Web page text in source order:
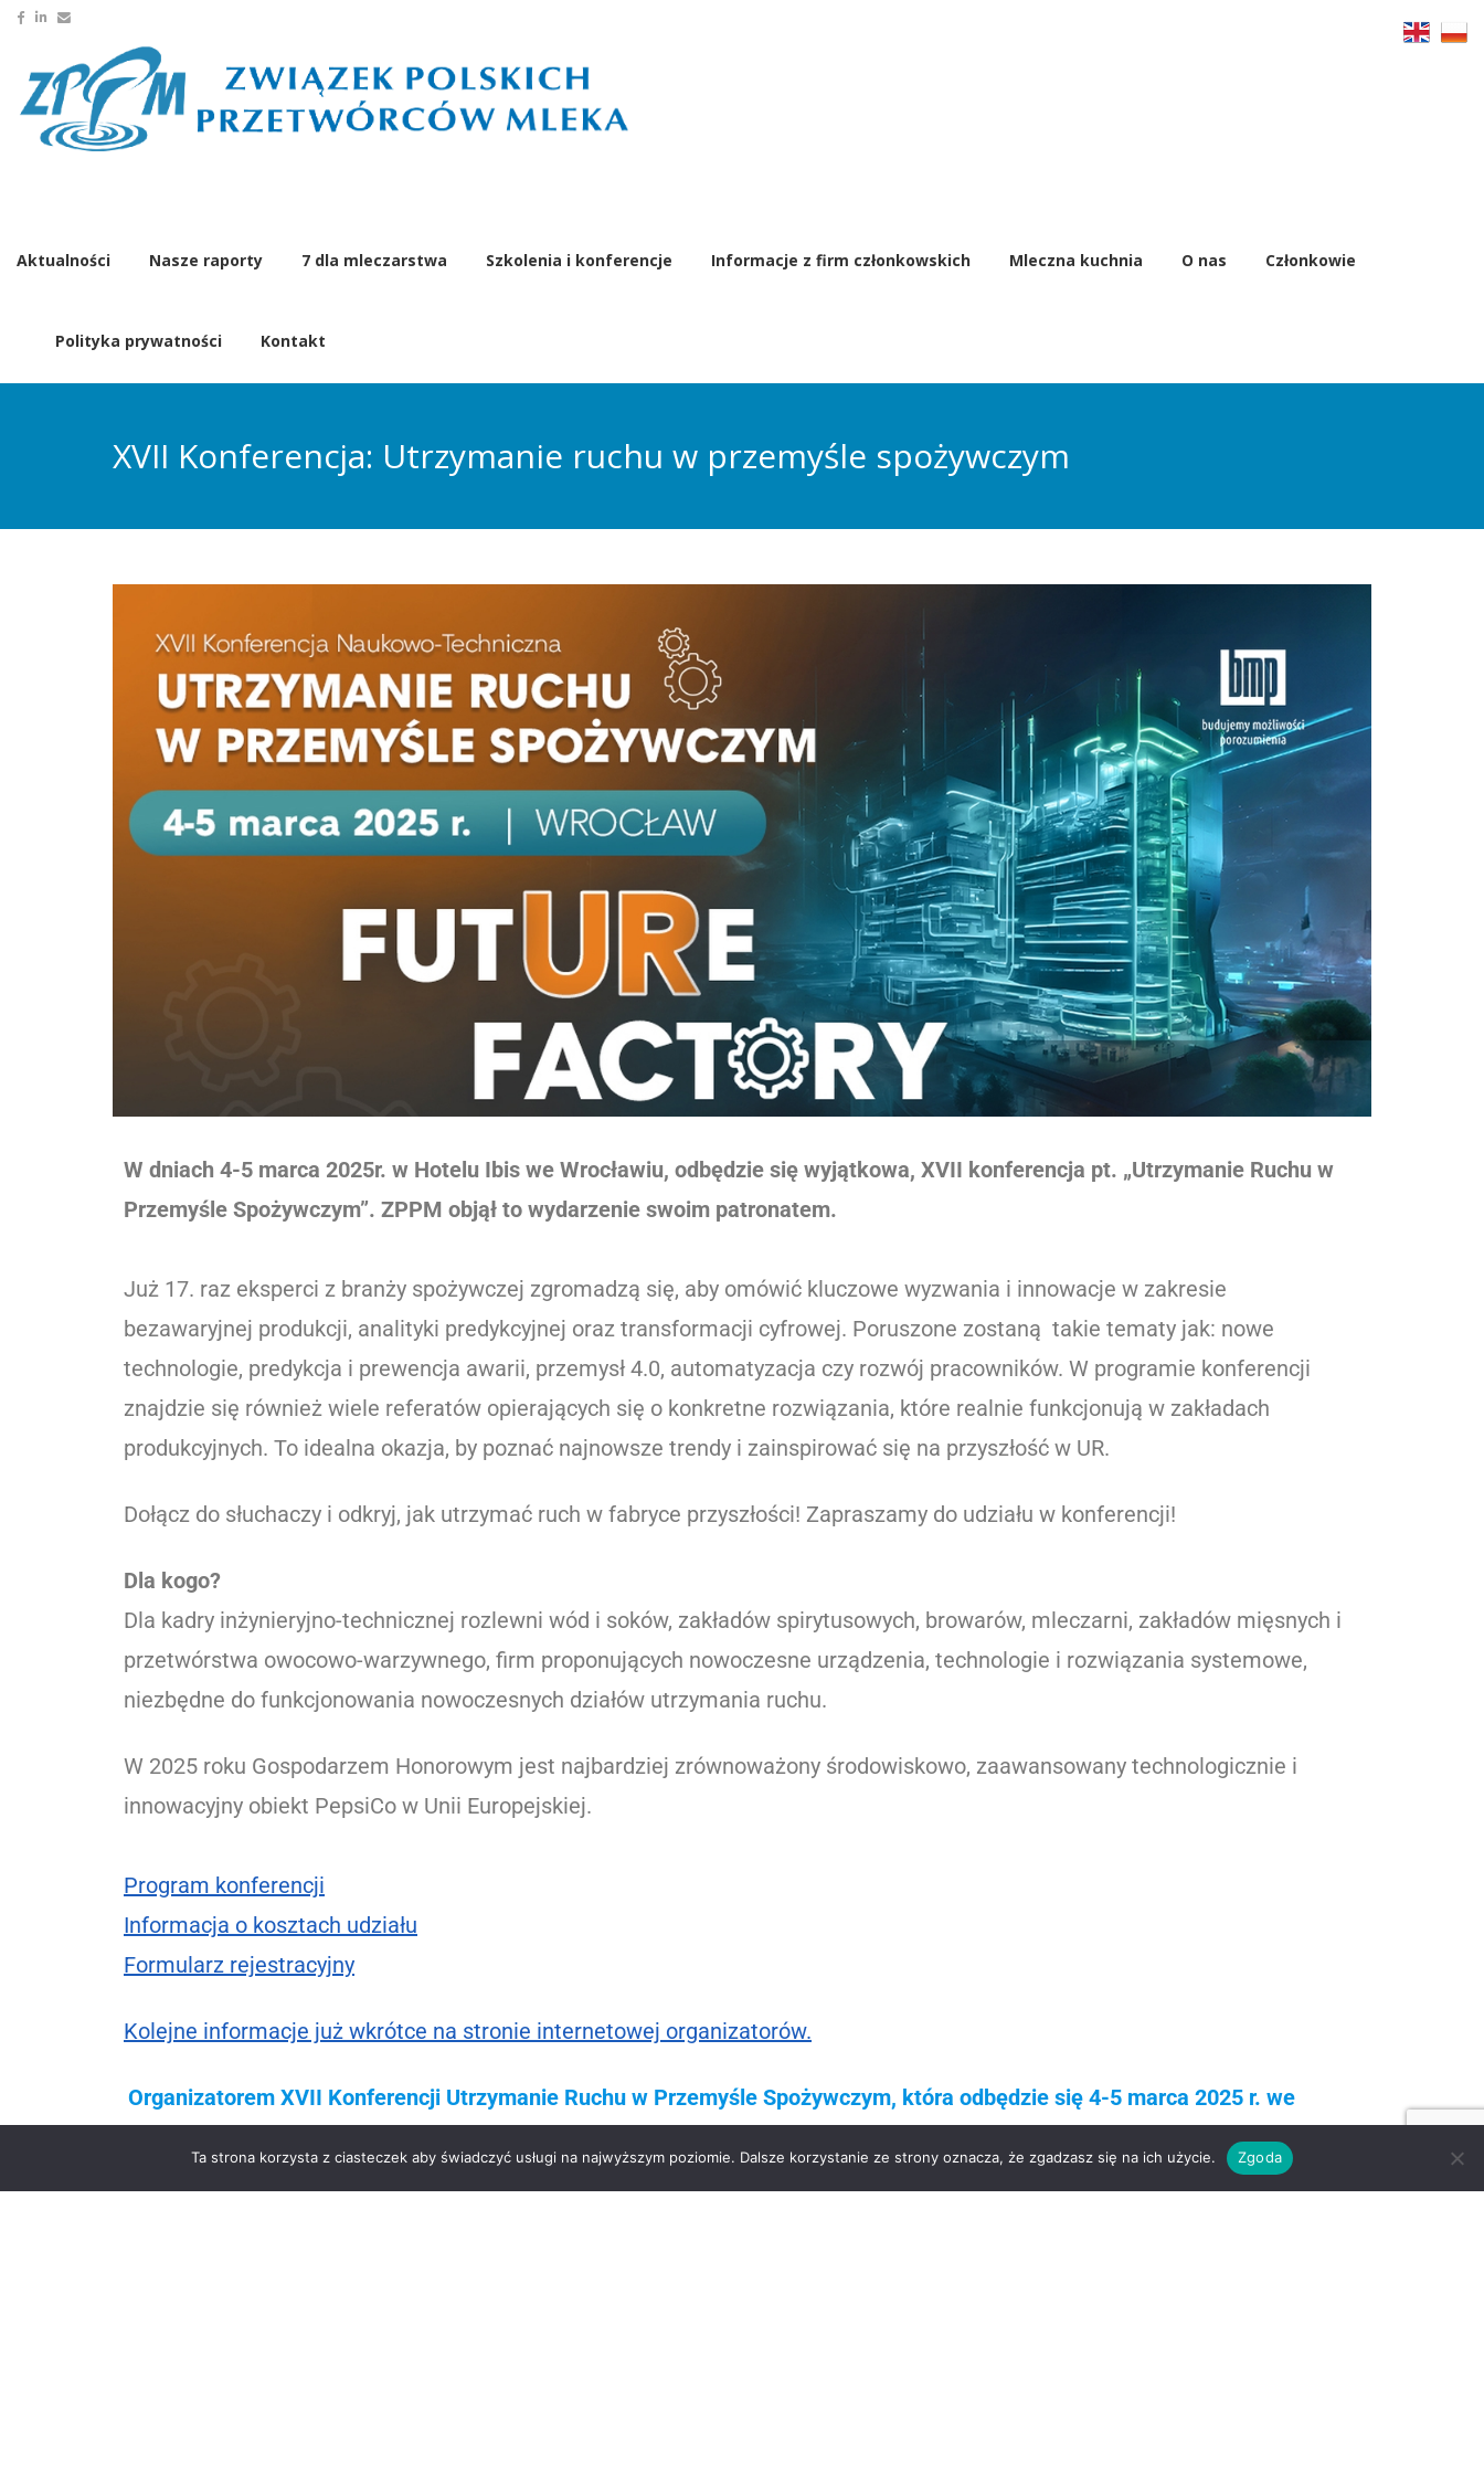
Aktualności Nasze raporty 7 dla mleczarstwa Szkolenia i konferencje Informacje z firm członkowskich Mleczna kuchnia O nas Członkowie
Polityka prywatności Kontakt
XVII Konferencja: Utrzymanie ruchu w przemyśle spożywczym
W dniach 4-5 marca 2025r. w Hotelu Ibis we Wrocławiu, odbędzie się wyjątkowa, XVII konferencja pt. „Utrzymanie Ruchu w
Przemyśle Spożywczym”. ZPPM objął to wydarzenie swoim patronatem.
Już 17. raz eksperci z branży spożywczej zgromadzą się, aby omówić kluczowe wyzwania i innowacje w zakresie
bezawaryjnej produkcji, analityki predykcyjnej oraz transformacji cyfrowej. Poruszone zostaną takie tematy jak: nowe
technologie, predykcja i prewencja awarii, przemysł 4.0, automatyzacja czy rozwój pracowników. W programie konferencji
znajdzie się również wiele referatów opierających się o konkretne rozwiązania, które realnie funkcjonują w zakładach
produkcyjnych. To idealna okazja, by poznać najnowsze trendy i zainspirować się na przyszłość w UR.
Dołącz do słuchaczy i odkryj, jak utrzymać ruch w fabryce przyszłości! Zapraszamy do udziału w konferencji!
Dla kogo?
Dla kadry inżynieryjno-technicznej rozlewni wód i soków, zakładów spirytusowych, browarów, mleczarni, zakładów mięsnych i
przetwórstwa owocowo-warzywnego, firm proponujących nowoczesne urządzenia, technologie i rozwiązania systemowe,
niezbędne do funkcjonowania nowoczesnych działów utrzymania ruchu.
W 2025 roku Gospodarzem Honorowym jest najbardziej zrównoważony środowiskowo, zaawansowany technologicznie i
innowacyjny obiekt PepsiCo w Unii Europejskiej.
Program konferencji
Informacja o kosztach udziału
Formularz rejestracyjny
Kolejne informacje już wkrótce na stronie internetowej organizatorów.
Organizatorem XVII Konferencji Utrzymanie Ruchu w Przemyśle Spożywczym, która odbędzie się 4-5 marca 2025 r. we
Wrocławiu jest firma BMP, wydawca m.in. magazynu „Kierunek SPOŻYWCZY” oraz portalu: kierunekSPOŻYWCZY.pl.
Ta strona korzysta z ciasteczek aby świadczyć usługi na najwyższym poziomie. Dalsze korzystanie ze strony oznacza, że zgadzasz się na ich użycie. Zgoda